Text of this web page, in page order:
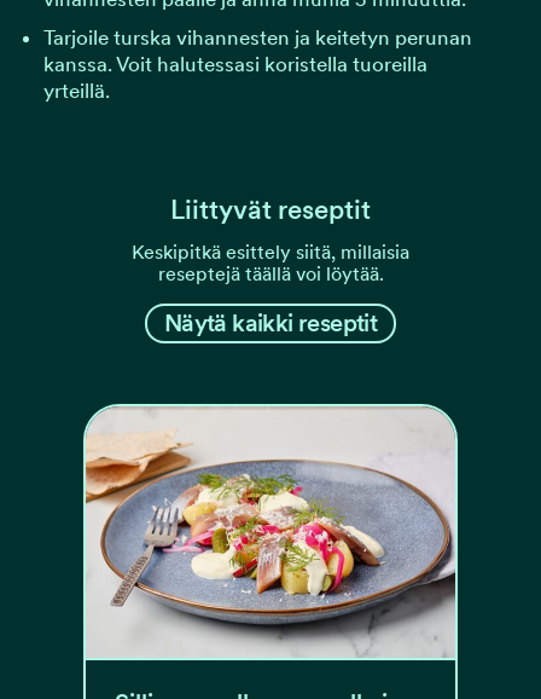
Tarjoile turska vihannesten ja keitetyn perunan
kanssa. Voit halutessasi koristella tuoreilla
yrteillä.
Liittyvät reseptit
Keskipitkä esittely siitä, millaisia
reseptejä täällä voi löytää.
Näytä kaikki reseptit